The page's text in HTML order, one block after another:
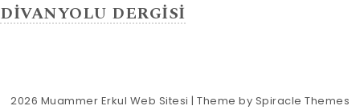
DİVANYOLU DERGİSİ
2026 Muammer Erkul Web Sitesi | Theme by Spiracle Themes